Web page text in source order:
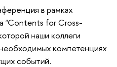
в рамках
"Contents for Cross-
наши коллеги
компетенциях
событий.